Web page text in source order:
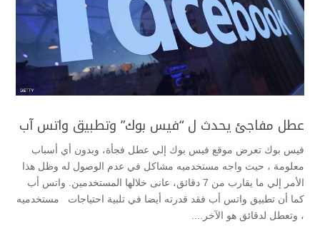
عطل مفاجئ يحدث ل “فيس بوك” وتطبيق واتس آب
فيس بوك تعرض موقع فيس بوك إلي عطل فجأة، وبدون أي أسباب
معلومة ، حيث واجه مستخدميه مشاكل في عدم الوصول له وظل هذا
الأمر إلي ما يقارب من 7 دقائق، عانى خلالها المستخدمين. واتس أب
كما أن تطبيق واتس أب فقد قدرته أيضا في تلبية احتياجات مستخدميه
، وتعطل لدقائق هو الآخر....